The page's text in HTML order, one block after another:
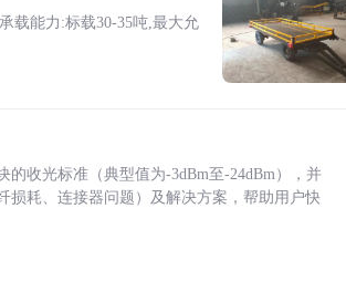
载能力:标载30-35吨,最大允
收光标准（典型值为-3dBm至-24dBm），并
损耗、连接器问题）及解决方案，帮助用户快